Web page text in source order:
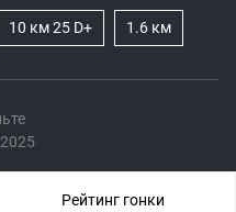
10 км 25 D+ 1.6 км
Рейтинг гонки